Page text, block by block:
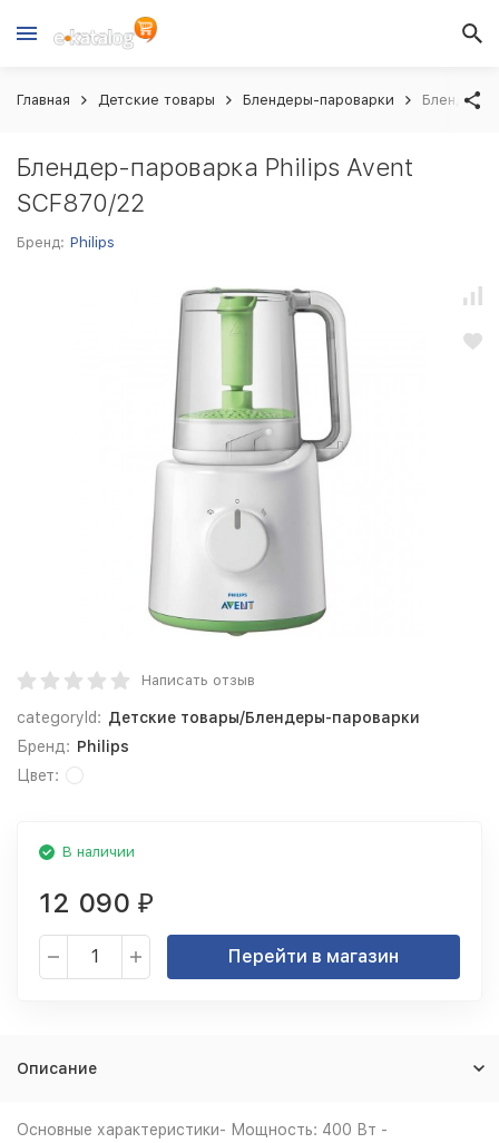
Главная Детские товары Блендеры-пароварки Блендер-
Блендер-пароварка Philips Avent
SCF870/22
Бренд: Philips
Написать отзыв
categoryId: Детские товары/Блендеры-пароварки
Бренд: Philips
Цвет:
В наличии
12 090 ₽
Перейти в магазин
Описание
Основные характеристики- Мощность: 400 Вт -